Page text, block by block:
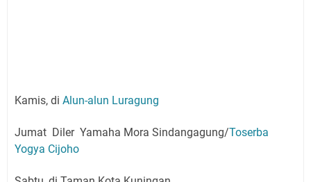
Kamis, di Alun-alun Luragung
Jumat Diler Yamaha Mora Sindangagung/Toserba
Yogya Cijoho